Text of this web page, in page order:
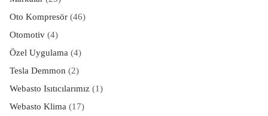
Oto Kompresör(46)
Otomotiv(4)
Özel Uygulama (4)
Tesla Demmon (2)
Webasto Isıtıcılarımız(1)
Webasto Klima (17)